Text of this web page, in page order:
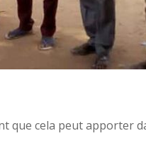
cela peut apporter